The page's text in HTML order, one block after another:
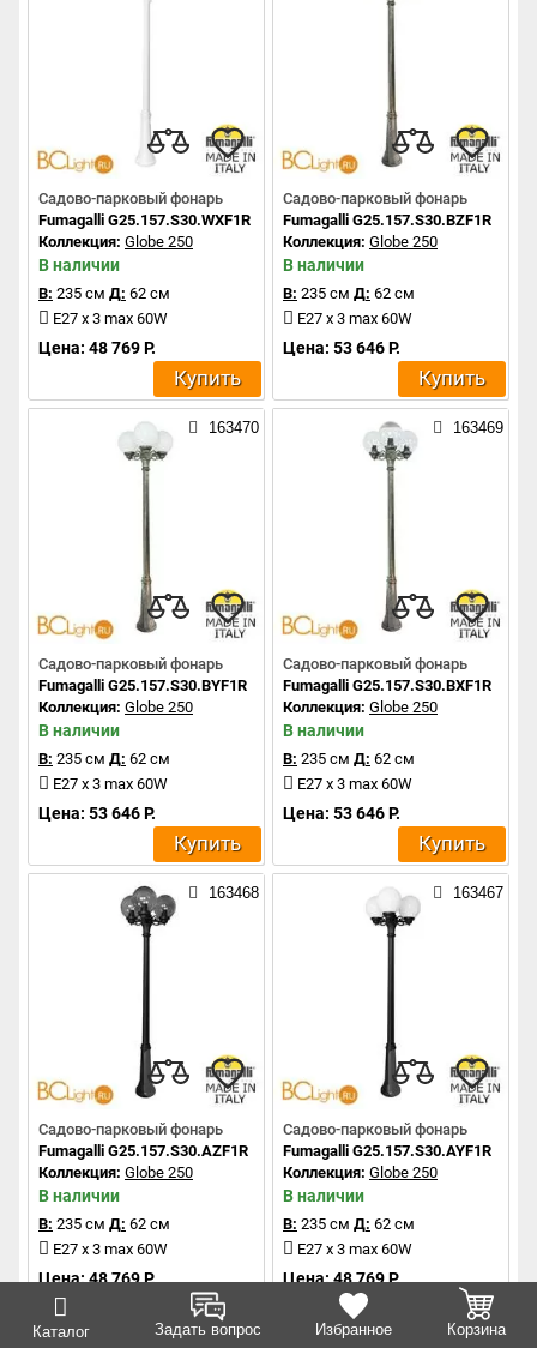
Каталог Задать вопрос Избранное Корзина
Садово-парковый фонарь
Fumagalli G25.157.S30.WXF1R
Коллекция: Globe 250
В наличии
В: 235 см Д: 62 см
E27 x 3 max 60W
Цена: 48 769 Р.
Купить
Садово-парковый фонарь
Fumagalli G25.157.S30.BZF1R
Коллекция: Globe 250
В наличии
В: 235 см Д: 62 см
E27 x 3 max 60W
Цена: 53 646 Р.
Купить
163470
Садово-парковый фонарь
Fumagalli G25.157.S30.BYF1R
Коллекция: Globe 250
В наличии
В: 235 см Д: 62 см
E27 x 3 max 60W
Цена: 53 646 Р.
Купить
163469
Садово-парковый фонарь
Fumagalli G25.157.S30.BXF1R
Коллекция: Globe 250
В наличии
В: 235 см Д: 62 см
E27 x 3 max 60W
Цена: 53 646 Р.
Купить
163468
Садово-парковый фонарь
Fumagalli G25.157.S30.AZF1R
Коллекция: Globe 250
В наличии
В: 235 см Д: 62 см
E27 x 3 max 60W
Цена: 48 769 Р.
Купить
163467
Садово-парковый фонарь
Fumagalli G25.157.S30.AYF1R
Коллекция: Globe 250
В наличии
В: 235 см Д: 62 см
E27 x 3 max 60W
Цена: 48 769 Р.
Купить